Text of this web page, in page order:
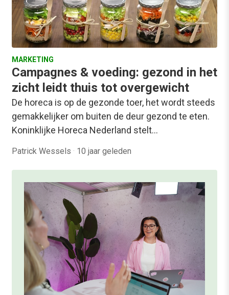
MARKETING
Campagnes & voeding: gezond in het
zicht leidt thuis tot overgewicht
De horeca is op de gezonde toer, het wordt steeds
gemakkelijker om buiten de deur gezond te eten.
Koninklijke Horeca Nederland stelt…
Patrick Wessels · 10 jaar geleden